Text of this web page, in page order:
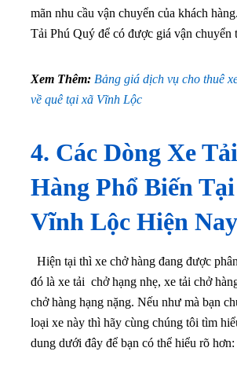
mãn nhu cầu vận chuyển của khách
Tải Phú Quý để có được giá vận chuyển
Xem Thêm: Bảng giá dịch vụ cho thuê
về quê tại xã Vĩnh Lộc
4. Các Dòng Xe
Hàng Phổ Biến
Vĩnh Lộc Hiện
Hiện tại thì xe chở hàng đang được
đó là xe tải chở hạng nhẹ, xe tải chở
chở hàng hạng nặng. Nếu như mà bạn
loại xe này thì hãy cùng chúng tôi tìm
dung dưới đây để bạn có thể hiểu rõ hơn: